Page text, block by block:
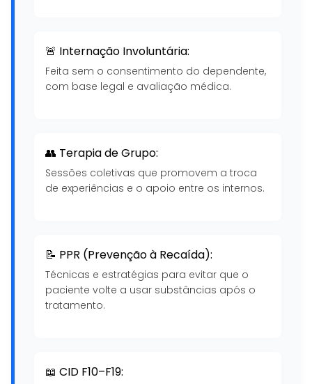
🚨 Internação Involuntária:
Feita sem o consentimento do dependente,
com base legal e avaliação médica.
👥 Terapia de Grupo:
Sessões coletivas que promovem a troca
de experiências e o apoio entre os internos.
📝 PPR (Prevenção à Recaída):
Técnicas e estratégias para evitar que o
paciente volte a usar substâncias após o
tratamento.
📖 CID F10–F19: